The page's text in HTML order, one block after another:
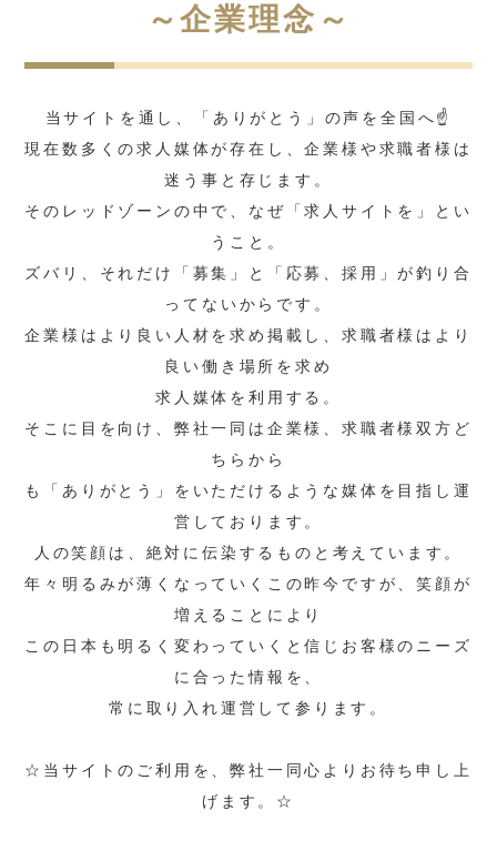
～企業理念～
当サイトを通し、「ありがとう」の声を全国へ☝
現在数多くの求人媒体が存在し、企業様や求職者様は
迷う事と存じます。
そのレッドゾーンの中で、なぜ「求人サイトを」とい
うこと。
ズバリ、それだけ「募集」と「応募、採用」が釣り合
ってないからです。
企業様はより良い人材を求め掲載し、求職者様はより
良い働き場所を求め
求人媒体を利用する。
そこに目を向け、弊社一同は企業様、求職者様双方ど
ちらから
も「ありがとう」をいただけるような媒体を目指し運
営しております。
人の笑顔は、絶対に伝染するものと考えています。
年々明るみが薄くなっていくこの昨今ですが、笑顔が
増えることにより
この日本も明るく変わっていくと信じお客様のニーズ
に合った情報を、
常に取り入れ運営して参ります。
☆当サイトのご利用を、弊社一同心よりお待ち申し上
げます。☆